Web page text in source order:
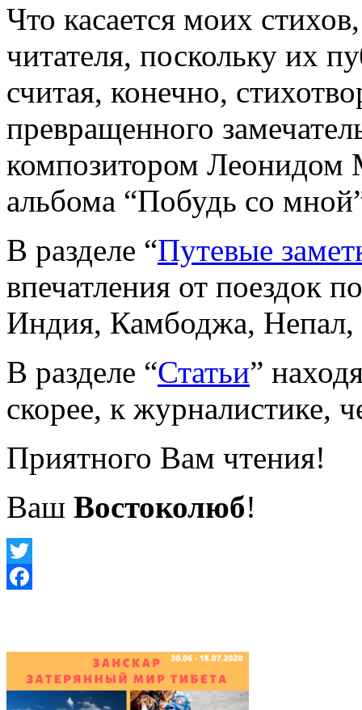
Что касается моих
читателя, поскольку их
считая, конечно,
превращенного
композитором Леонидом
альбома “Побудь со
В разделе “Путевые
впечатления от поездок
Индия, Камбоджа, Непал,
В разделе “Статьи”
скорее, к журналистике,
Приятного Вам чтения!
Ваш Востоколюб!
Twitter